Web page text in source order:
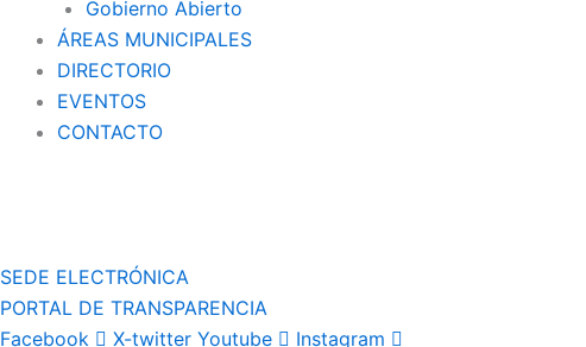
Gobierno Abierto
ÁREAS MUNICIPALES
DIRECTORIO
EVENTOS
CONTACTO
SEDE ELECTRÓNICA
PORTAL DE TRANSPARENCIA
Facebook
X-twitter Youtube Instagram